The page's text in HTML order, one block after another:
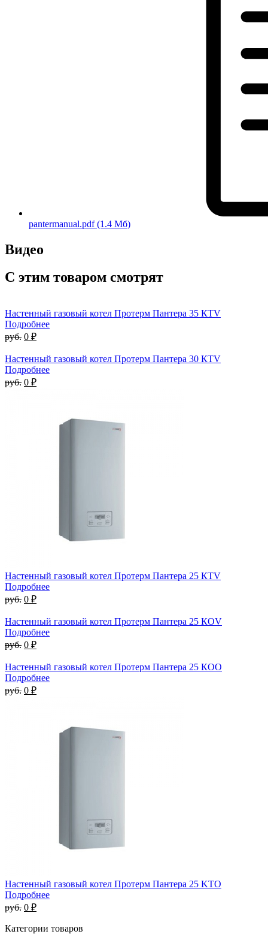
pantermanual.pdf(1.4 Мб)
Видео
С этим товаром смотрят
Настенный газовый котел Протерм Пантера 35 КTV
Подробнее
руб. 0 ₽
Настенный газовый котел Протерм Пантера 30 КTV
Подробнее
руб. 0 ₽
Настенный газовый котел Протерм Пантера 25 КTV
Подробнее
руб. 0 ₽
Настенный газовый котел Протерм Пантера 25 КОV
Подробнее
руб. 0 ₽
Настенный газовый котел Протерм Пантера 25 КОО
Подробнее
руб. 0 ₽
Настенный газовый котел Протерм Пантера 25 KTO
Подробнее
руб. 0 ₽
Категории товаров